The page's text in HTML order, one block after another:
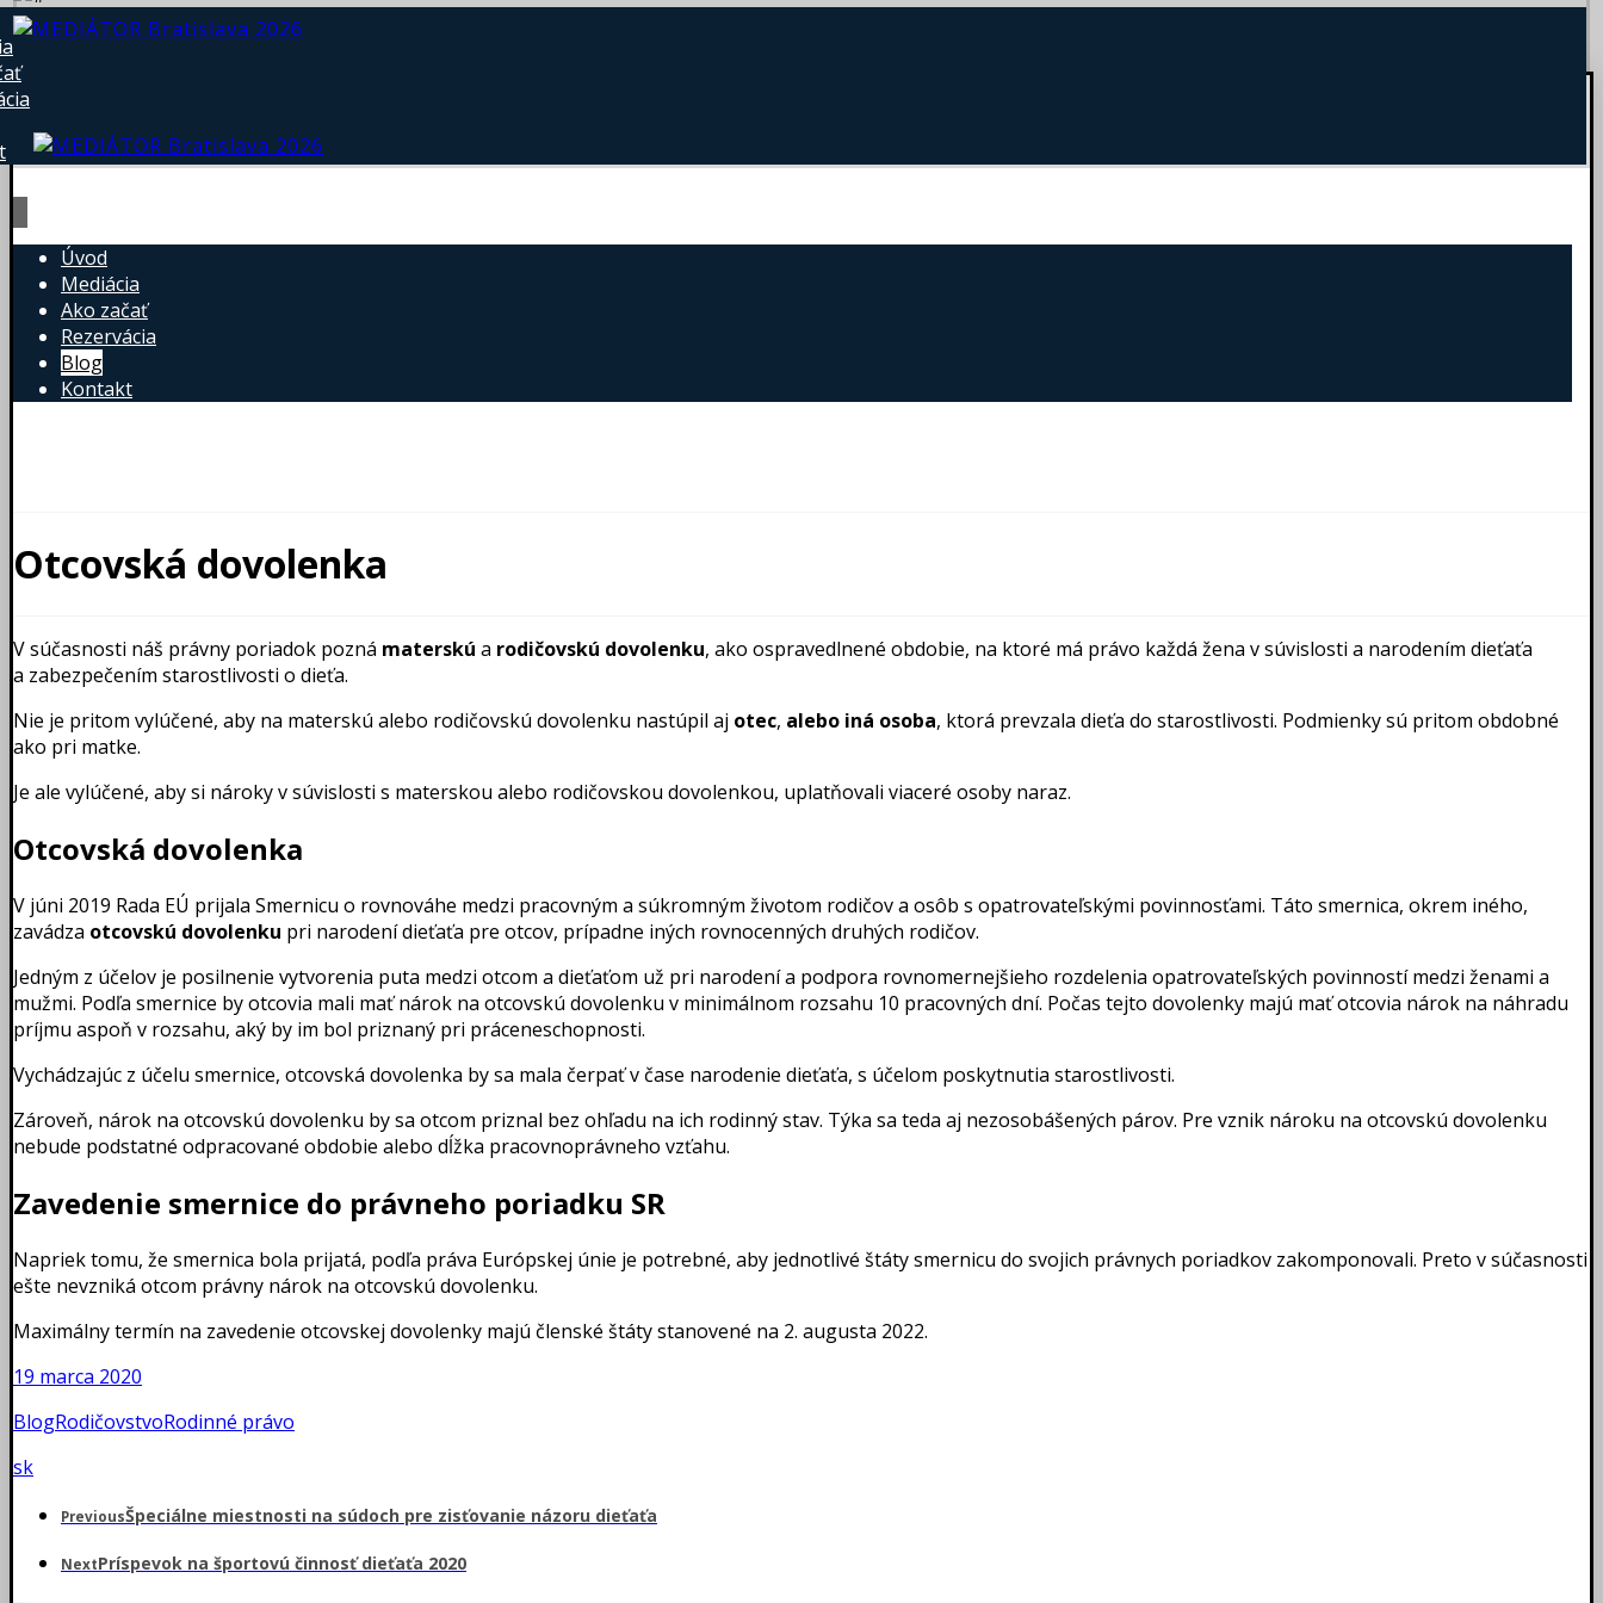
Úvod
Mediácia
Ako začať
Rezervácia
Blog
Kontakt
Otcovská dovolenka
V súčasnosti náš právny poriadok pozná materskú a rodičovskú dovolenku, ako ospravedlnené obdobie, na ktoré má právo každá žena v súvislosti a narodením dieťaťa
a zabezpečením starostlivosti o dieťa.
Nie je pritom vylúčené, aby na materskú alebo rodičovskú dovolenku nastúpil aj otec, alebo iná osoba, ktorá prevzala dieťa do starostlivosti. Podmienky sú pritom obdobné
ako pri matke.
Je ale vylúčené, aby si nároky v súvislosti s materskou alebo rodičovskou dovolenkou, uplatňovali viaceré osoby naraz.
Otcovská dovolenka
V júni 2019 Rada EÚ prijala Smernicu o rovnováhe medzi pracovným a súkromným životom rodičov a osôb s opatrovateľskými povinnosťami. Táto smernica, okrem iného,
zavádza otcovskú dovolenku pri narodení dieťaťa pre otcov, prípadne iných rovnocenných druhých rodičov.
Jedným z účelov je posilnenie vytvorenia puta medzi otcom a dieťaťom už pri narodení a podpora rovnomernejšieho rozdelenia opatrovateľských povinností medzi ženami a
mužmi. Podľa smernice by otcovia mali mať nárok na otcovskú dovolenku v minimálnom rozsahu 10 pracovných dní. Počas tejto dovolenky majú mať otcovia nárok na náhradu
príjmu aspoň v rozsahu, aký by im bol priznaný pri práceneschopnosti.
Vychádzajúc z účelu smernice, otcovská dovolenka by sa mala čerpať v čase narodenie dieťaťa, s účelom poskytnutia starostlivosti.
Zároveň, nárok na otcovskú dovolenku by sa otcom priznal bez ohľadu na ich rodinný stav. Týka sa teda aj nezosobášených párov. Pre vznik nároku na otcovskú dovolenku
nebude podstatné odpracované obdobie alebo dĺžka pracovnoprávneho vzťahu.
Zavedenie smernice do právneho poriadku SR
Napriek tomu, že smernica bola prijatá, podľa práva Európskej únie je potrebné, aby jednotlivé štáty smernicu do svojich právnych poriadkov zakomponovali. Preto v súčasnosti
ešte nevzniká otcom právny nárok na otcovskú dovolenku.
Maximálny termín na zavedenie otcovskej dovolenky majú členské štáty stanovené na 2. augusta 2022.
19 marca 2020
BlogRodičovstvoRodinné právo
sk
PreviousŠpeciálne miestnosti na súdoch pre zisťovanie názoru dieťaťa
NextPríspevok na športovú činnosť dieťaťa 2020